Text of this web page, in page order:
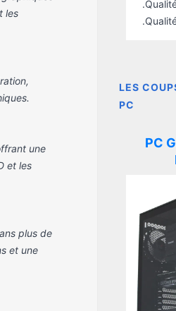
les
une
et les
plus de
et une
ULTRA
LES
PC
RTX 5080
7.0
PC